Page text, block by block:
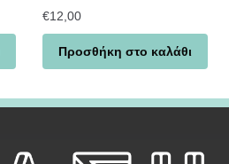
€12,00
Προσθήκη στο καλάθι